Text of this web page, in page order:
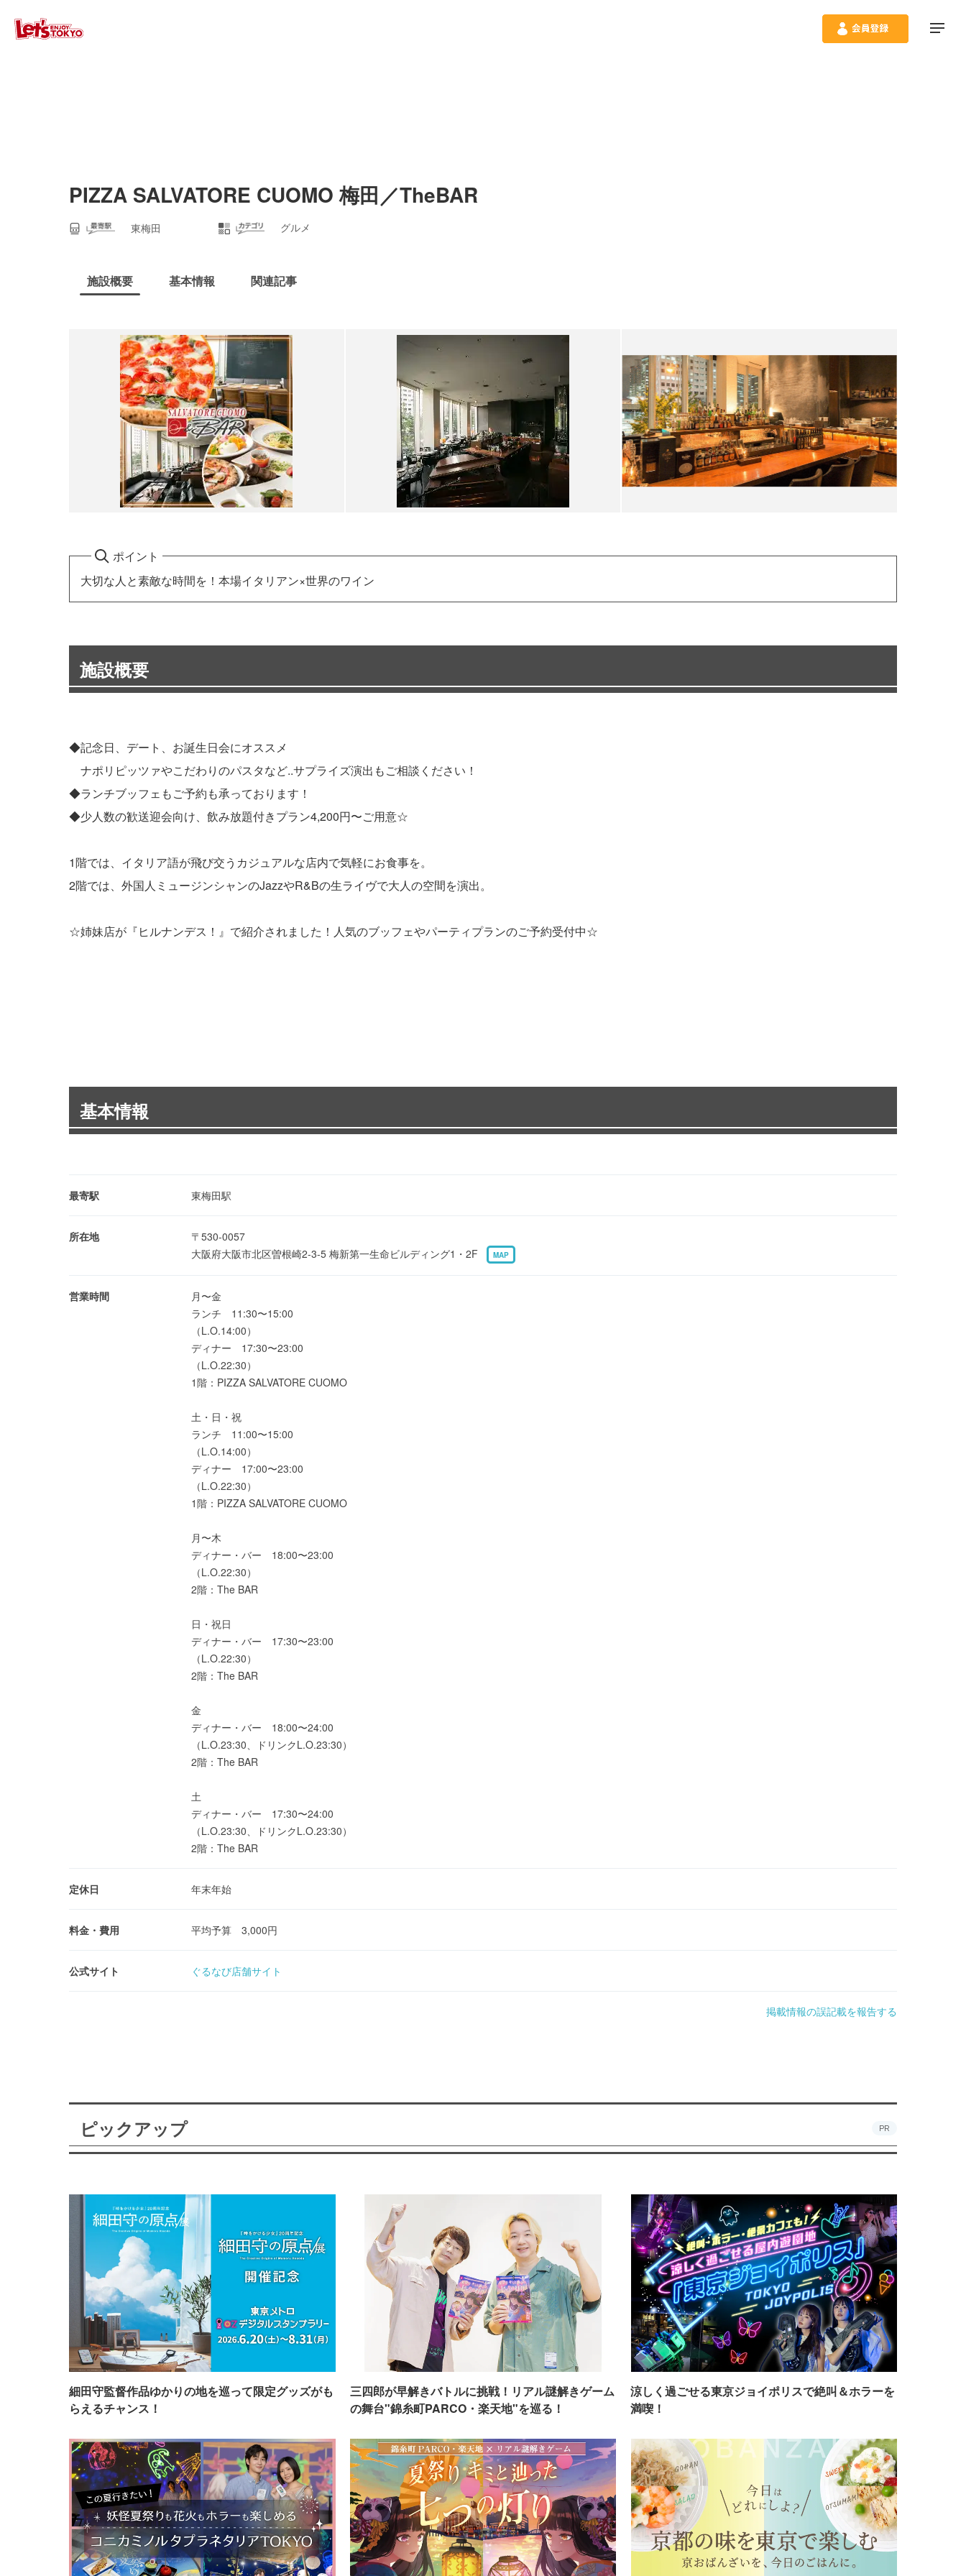
PIZZA SALVATORE CUOMO 梅田／TheBAR
東梅田 グルメ
施設概要 基本情報 関連記事
ポイント
大切な人と素敵な時間を！本場イタリアン×世界のワイン
施設概要
◆記念日、デート、お誕生日会にオススメ
ナポリピッツァやこだわりのパスタなど..サプライズ演出もご相談ください！
◆ランチブッフェもご予約も承っております！
◆少人数の歓送迎会向け、飲み放題付きプラン4,200円〜ご用意☆
1階では、イタリア語が飛び交うカジュアルな店内で気軽にお食事を。
2階では、外国人ミュージンシャンのJazzやR&Bの生ライヴで大人の空間を演出。
☆姉妹店が『ヒルナンデス！』で紹介されました！人気のブッフェやパーティプランのご予約受付中☆
基本情報
最寄駅 東梅田駅
所在地
〒530-0057
大阪府大阪市北区曽根崎2-3-5 梅新第一生命ビルディング1・2F
MAP
営業時間
月〜金
ランチ 11:30〜15:00
（L.O.14:00）
ディナー 17:30〜23:00
（L.O.22:30）
1階：PIZZA SALVATORE CUOMO
土・日・祝
ランチ 11:00〜15:00
（L.O.14:00）
ディナー 17:00〜23:00
（L.O.22:30）
1階：PIZZA SALVATORE CUOMO
月〜木
ディナー・バー 18:00〜23:00
（L.O.22:30）
2階：The BAR
日・祝日
ディナー・バー 17:30〜23:00
（L.O.22:30）
2階：The BAR
金
ディナー・バー 18:00〜24:00
（L.O.23:30、ドリンクL.O.23:30）
2階：The BAR
土
ディナー・バー 17:30〜24:00
（L.O.23:30、ドリンクL.O.23:30）
2階：The BAR
定休日 年末年始
料金・費用 平均予算 3,000円
公式サイト ぐるなび店舗サイト
掲載情報の誤記載を報告する
ピックアップ PR
細田守監督作品ゆかりの地を巡って限定グッズがも
らえるチャンス！
三四郎が早解きバトルに挑戦！リアル謎解きゲーム
の舞台"錦糸町PARCO・楽天地"を巡る！
涼しく過ごせる東京ジョイポリスで絶叫＆ホラーを
満喫！